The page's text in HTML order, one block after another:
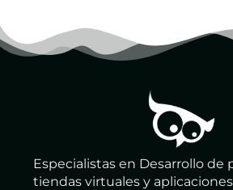
Especialistas en Desarrollo de
tiendas virtuales y